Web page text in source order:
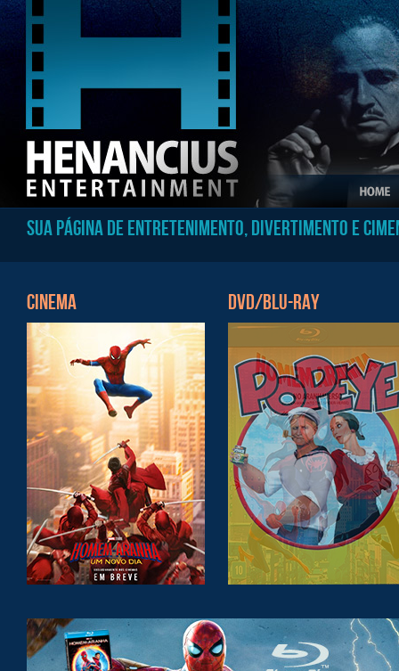
Sua página de entretenimento, divertimento e
CINEMA DVD/BLU-RAY